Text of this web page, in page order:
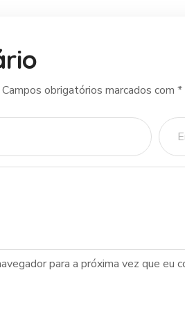
Campos obrigatórios marcados com *
para a próxima vez que eu